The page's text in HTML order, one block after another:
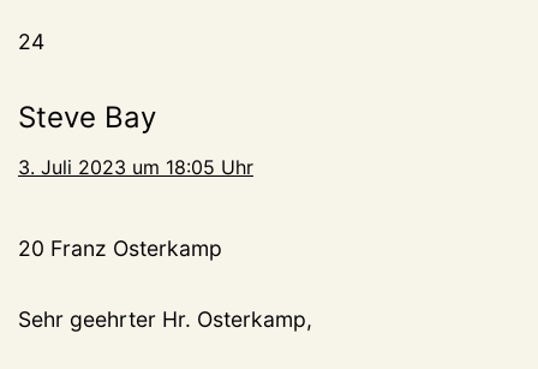
24
Steve Bay
3. Juli 2023 um 18:05 Uhr
20 Franz Osterkamp
Sehr geehrter Hr. Osterkamp,